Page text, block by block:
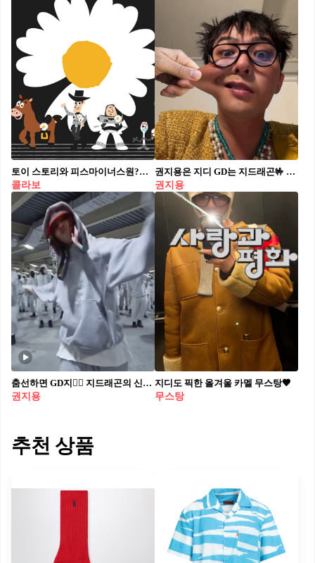
토이 스토리와 피스마이너스원?🌼🤍 디즈니·픽사의 ‘토이 스토리’와 지드래곤의 브랜드 피스마이너스원이 손을 잡았습니다. 우디와 버즈를 보며 자란 우리의 어린 시절, 피스마이너스원의 시그니처 데이지가 더해진 모습인데요. 공개된 티저만 봐도 평소와는 다른 토이 스토리의 분위기가 느껴집니다. 이번 협업은 전 세계 주요 도시를 돌며 팝업 스토어로도 이어질 예정입니다. 7월 1일부터 시작될 피마원과 토이 스토리의 만남을 기다려보세요.
콜라보
권지용은 지디 GD는 지드래곤🤟 권지용의 전 소속사 YG엔터테인먼트가 활동명 ‘지드래곤’, ‘지디’등에 대한 상표권을 대가 없이 양도했습니다. YG에 있어 지드래곤은 상징적인 아티스트고, ‘지드래곤’이라는 이름은 그 자체로 정체성을 머금고 있기 때문에 내린 결정이라고 하는데요. 이에 하반기 솔로 활동을 계획하고 있는 권지용은 향후 활동에서 ‘지드래곤’이라는 기존 활동명을 자유롭게 사용할 수 있게 됐습니다.
권지용
춤선하면 GD지❤️‍🔥 지드래곤의 신곡 ‘POWER’ 퍼포먼스 비디오 공개🔥
권지용
지디도 픽한 올겨울 카멜 무스탕🤎
무스탕
추천 상품